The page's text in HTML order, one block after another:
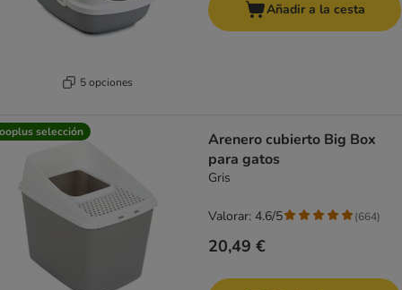
5 opciones
Añadir a la cesta
selección
Arenero cubierto Big Box
para gatos
Gris
20,49 €
Valorar: 4.6/5 (664)